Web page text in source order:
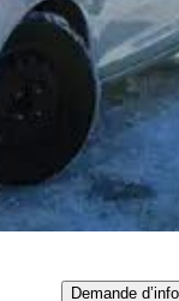
Bonne
Demande d’info